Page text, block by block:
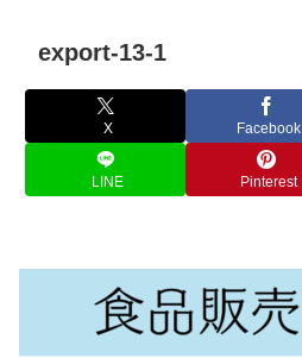
export-13-1
X Facebook
LINE Pinterest